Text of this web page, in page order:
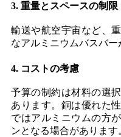
3. 重量とスペースの制限
輸送や航空宇宙など、
なアルミニウムバスバー
4. コストの考慮
予算の制約は材料の選
あります。銅は優れた
ではアルミニウムの方
ンとなる場合があります